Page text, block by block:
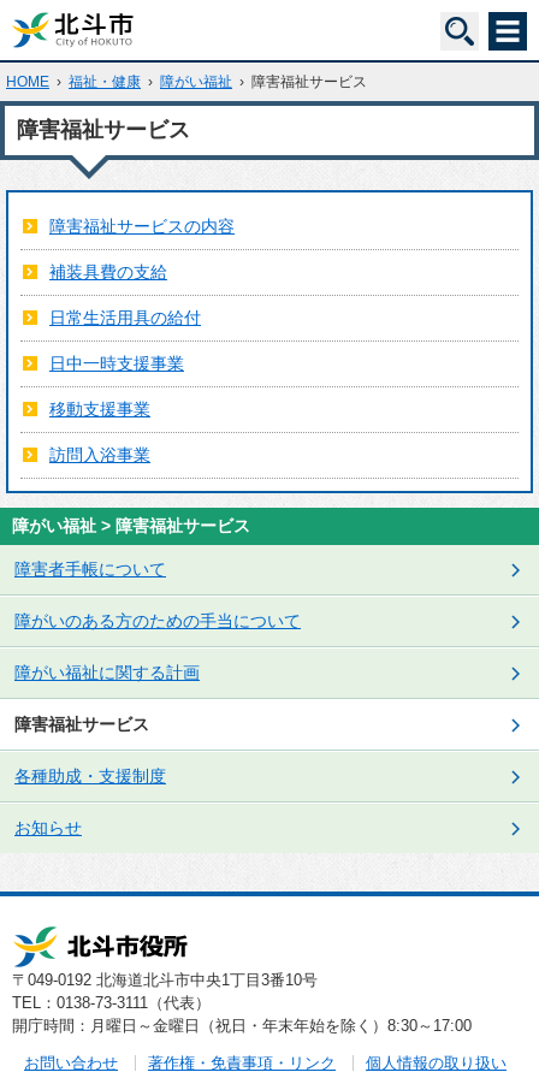
HOME › 福祉・健康 › 障がい福祉 › 障害福祉サービス
障害福祉サービス
障害福祉サービスの内容
補装具費の支給
日常生活用具の給付
日中一時支援事業
移動支援事業
訪問入浴事業
障がい福祉 > 障害福祉サービス
障害者手帳について
障がいのある方のための手当について
障がい福祉に関する計画
障害福祉サービス
各種助成・支援制度
お知らせ
〒049-0192 北海道北斗市中央1丁目3番10号
TEL：0138-73-3111（代表）
開庁時間：月曜日～金曜日（祝日・年末年始を除く）8:30～17:00
お問い合わせ 著作権・免責事項・リンク 個人情報の取り扱い